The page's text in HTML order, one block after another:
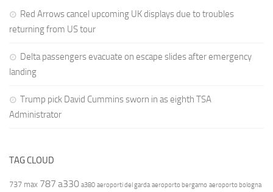
Red Arrows cancel upcoming UK displays due to troubles
returning from US tour
Delta passengers evacuate on escape slides after emergency
landing
Trump pick David Cummins sworn in as eighth TSA
Administrator
TAG CLOUD
737 max 787 a330 a380 aeroporti del garda aeroporto bergamo aeroporto bologna